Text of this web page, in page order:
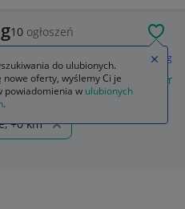
10 ogłoszeń
Samsung
s26 samsung s24
+0 km
do ulubionych.
nowe oferty, wyślemy Ci je
powiadomienia w ulubionych
.